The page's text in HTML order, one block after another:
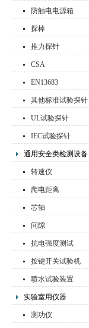
防触电电源箱
探棒
推力探针
CSA
EN13683
其他标准试验探针
UL试验探针
IEC试验探针
通用安全类检测设备
转速仪
爬电距离
芯轴
间隙
抗电强度测试
按键开关试验机
喷水试验装置
实验室用仪器
测功仪